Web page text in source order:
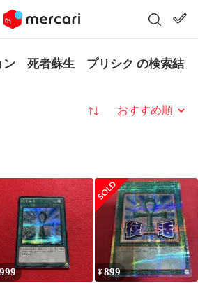
ン 死者蘇生 プリシク の検索結
並び替え
999 ¥899